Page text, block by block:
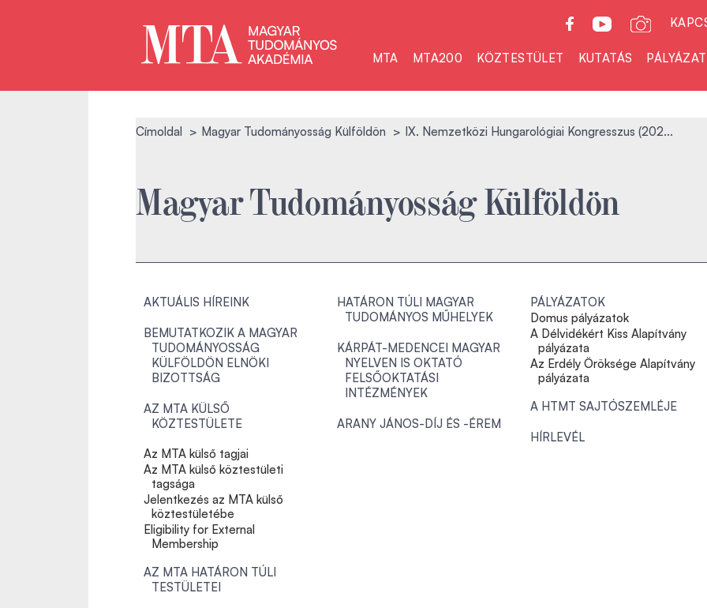
MTA MTA200 KÖZTESTÜLET KUTATÁS
Címoldal Magyar Tudományosság Külföldön IX. Nemzetközi Hungarológiai Kongresszus (202...
Magyar Tudományosság Külföldön
AKTUÁLIS HÍREINK
BEMUTATKOZIK A MAGYAR
TUDOMÁNYOSSÁG
KÜLFÖLDÖN ELNÖKI
BIZOTTSÁG
AZ MTA KÜLSŐ
KÖZTESTÜLETE
Az MTA külső tagjai
Az MTA külső köztestületi
tagsága
Jelentkezés az MTA külső
köztestületébe
Eligibility for External
Membership
AZ MTA HATÁRON TÚLI
TESTÜLETEI
HATÁRON TÚLI MAGYAR
TUDOMÁNYOS MŰHELYEK
KÁRPÁT-MEDENCEI MAGYAR
NYELVEN IS OKTATÓ
FELSŐOKTATÁSI
INTÉZMÉNYEK
ARANY JÁNOS-DÍJ ÉS -ÉREM
PÁLYÁZATOK
Domus pályázatok
A Délvidékért Kiss Alapítvány
pályázata
Az Erdély Öröksége Alapítvány
pályázata
A HTMT SAJTÓSZEMLÉJE
HÍRLEVÉL